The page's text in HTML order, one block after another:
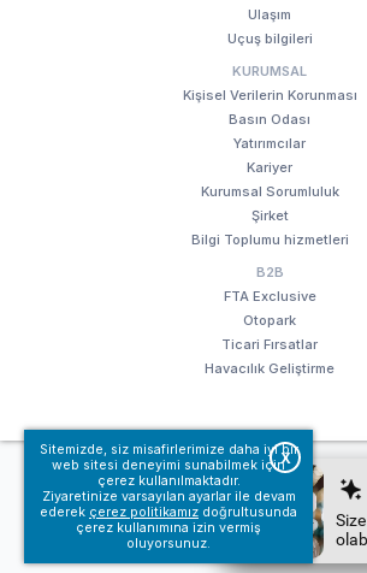
Sitemizde, siz misafirlerimize daha iyi bir
web sitesi deneyimi sunabilmek için
çerez kullanılmaktadır.
Ziyaretinize varsayılan ayarlar ile devam
ederek çerez politikamız doğrultusunda
çerez kullanımına izin vermiş
oluyorsunuz.
X
Ulaşım
Uçuş bilgileri
KURUMSAL
Kişisel Verilerin Korunması
Basın Odası
Yatırımcılar
Kariyer
Kurumsal Sorumluluk
Şirket
Bilgi Toplumu hizmetleri
B2B
FTA Exclusive
Otopark
Ticari Fırsatlar
Havacılık Geliştirme
© Fraport TAV Antalya Havalimanı, 2018. Tüm
Kullanım koşullarımız
Bilgi Toplumu